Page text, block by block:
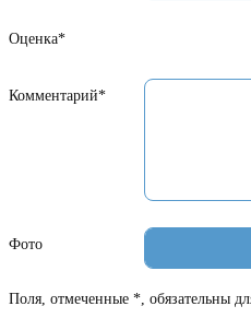
Оценка*
Комментарий*
Фото
Поля, отмеченные *, обязательны